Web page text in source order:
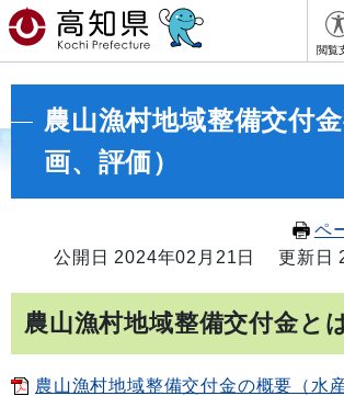
閲覧
農山漁村地域整備交付
画、評価）
ペ
公開日 2024年02月21日
更新日
農山漁村地域整備交付金と
農山漁村地域整備交付金の概要（水